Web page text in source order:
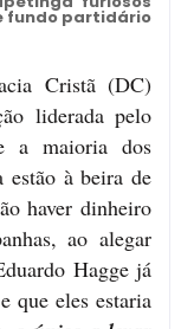
fundo partidário
Cristã (DC)
liderada pelo
a maioria dos
estão à beira de
haver dinheiro
ao alegar
Hagge já
que eles estaria